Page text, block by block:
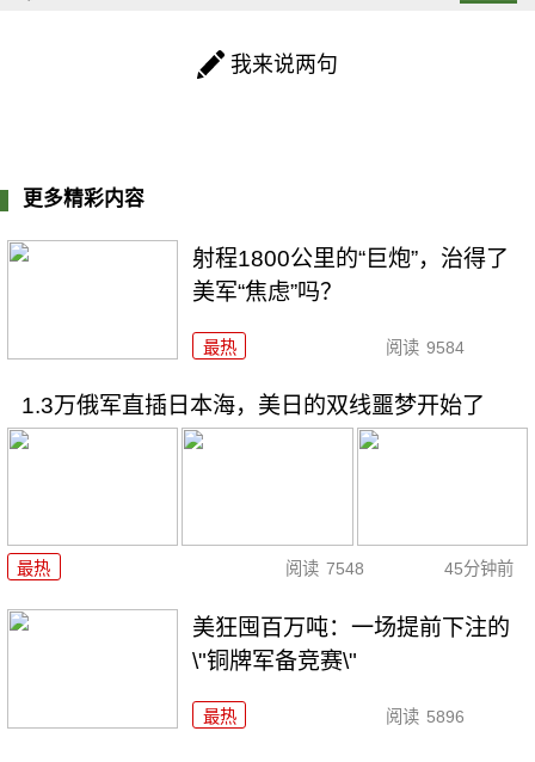
我来说两句
更多精彩内容
射程1800公里的“巨炮”，治得了
美军“焦虑”吗？
最热 阅读 9584
1.3万俄军直插日本海，美日的双线噩梦开始了
最热 阅读 7548 45分钟前
美狂囤百万吨：一场提前下注的
\"铜牌军备竞赛\"
最热 阅读 5896